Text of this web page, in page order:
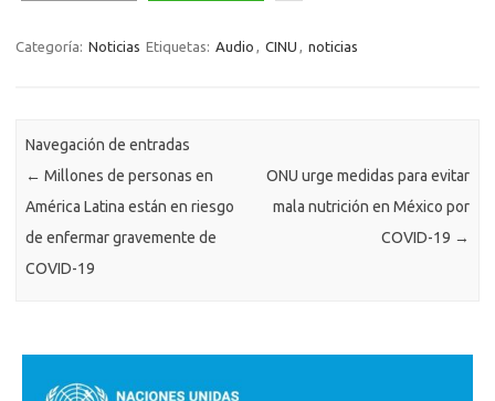
Categoría: Noticias Etiquetas: Audio CINU noticias
Navegación de entradas
← Millones de personas en
América Latina están en riesgo
de enfermar gravemente de
COVID-19
ONU urge medidas para evitar
mala nutrición en México por
COVID-19 →